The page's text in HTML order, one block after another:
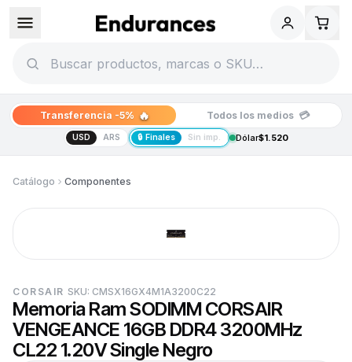
Transferencia -5% 🔥 Todos los medios 💳
USD ARS 🔒 Finales Sin imp. Dólar$1.520
Catálogo Componentes
CORSAIR SKU: CMSX16GX4M1A3200C22
Memoria Ram SODIMM CORSAIR
VENGEANCE 16GB DDR4 3200MHz
CL22 1.20V Single Negro